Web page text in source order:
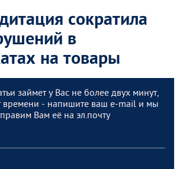
сократила
в
на товары
займет у Вас не более двух минут,
времени - напишите ваш e-mail и мы
Вам её на эл.почту